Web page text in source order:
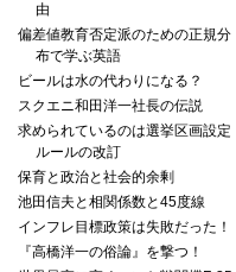
由
偏差値教育否定派のための正規分
布で学ぶ英語
ビールは水の代わりになる？
スクエニ和田洋一社長の伝説
求められているのは選挙区画設定
ルールの改訂
保育と政治と社会的余剰
池田信夫と相関係数と45度線
インフレ目標政策は失敗だった！
『高橋洋一の俗論』を撃つ！